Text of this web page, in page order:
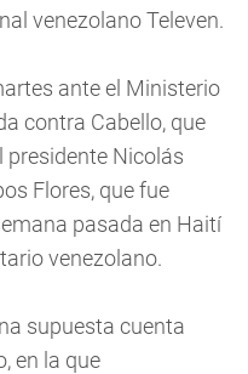
venezolano Televen.
ante el Ministerio
contra Cabello, que
presidente Nicolás
Flores, que fue
pasada en Haití
venezolano.
supuesta cuenta
en la que